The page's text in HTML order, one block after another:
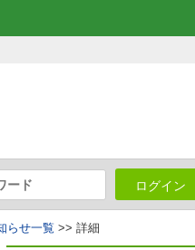
ログイン
らせ一覧 >> 詳細